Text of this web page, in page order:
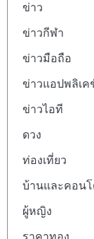
ข่าว
ข่าวกีฬา
ข่าวมือถือ
ข่าวแอปพลิเค
ข่าวไอที
ดวง
ท่องเที่ยว
บ้านและคอน
ผู้หญิง